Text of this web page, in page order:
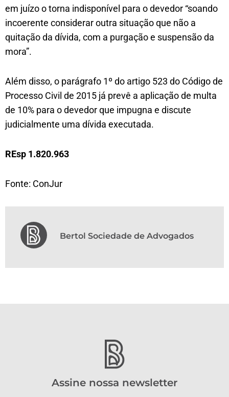
em juízo o torna indisponível para o devedor “soando
incoerente considerar outra situação que não a
quitação da dívida, com a purgação e suspensão da
mora”.
Além disso, o parágrafo 1º do artigo 523 do Código de
Processo Civil de 2015 já prevê a aplicação de multa
de 10% para o devedor que impugna e discute
judicialmente uma dívida executada.
REsp 1.820.963
Fonte: ConJur
Bertol Sociedade de Advogados
Assine nossa newsletter